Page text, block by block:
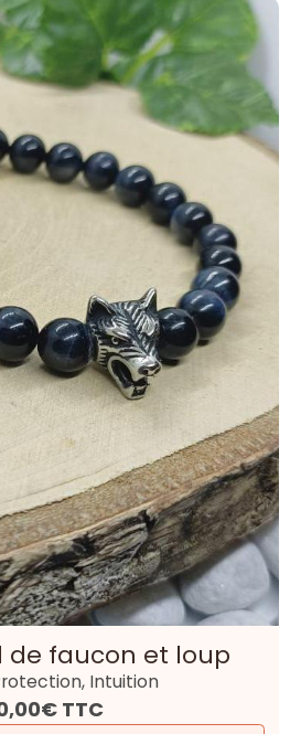
faucon et loup
Intuition
TTC